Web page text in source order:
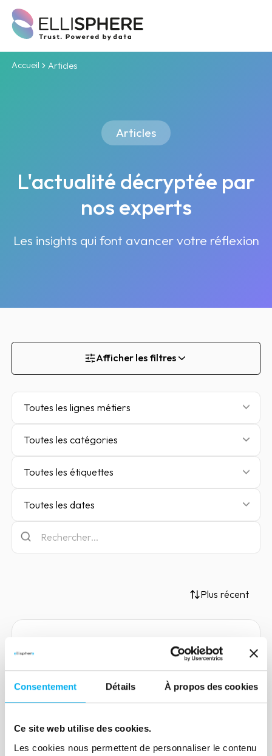
Consentement Détails À propos des cookies
Ce site web utilise des cookies.
Les cookies nous permettent de personnaliser le contenu
Accueil Articles
Articles
L'actualité décryptée par
nos experts
Les insights qui font avancer votre réflexion
Afficher les filtres
Toutes les lignes métiers
Toutes les catégories
Toutes les étiquettes
Toutes les dates
Plus récent
Comment détecter et se
prémunir contre les sociétés
15 janvier 2025 Compliance
Les sociétés fantômes sont des entités